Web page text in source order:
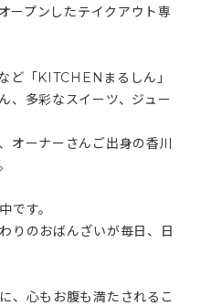
ープンしたテイクアウト専
ど「KITCHENまるしん」
、多彩なスイーツ、ジュー
オーナーさんご出身の香川
です。
りのおばんざいが毎日、日
、心もお腹も満たされるこ